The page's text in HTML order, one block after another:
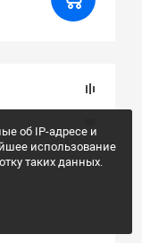
об IP-адресе и
использование
таких данных.